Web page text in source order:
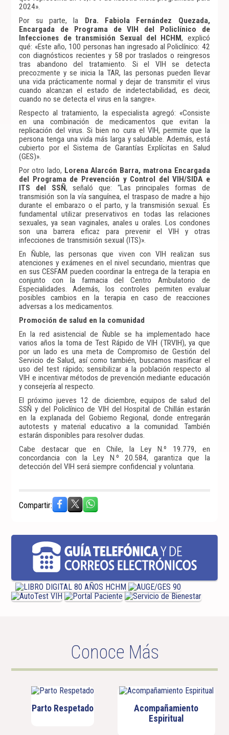
2024».
Por su parte, la Dra. Fabiola Fernández Quezada,
Encargada de Programa de VIH del Policlínico de
Infecciones de transmisión Sexual del HCHM, explicó
qué: «Este año, 100 personas han ingresado al Policlínico: 42
con diagnósticos recientes y 58 por traslados o reingresos
tras abandono del tratamiento. Si el VIH se detecta
precozmente y se inicia la TAR, las personas pueden llevar
una vida prácticamente normal y dejar de transmitir el virus
cuando alcanzan el estado de indetectabilidad, es decir,
cuando no se detecta el virus en la sangre».
Respecto al tratamiento, la especialista agregó: «Consiste
en una combinación de medicamentos que evitan la
replicación del virus. Si bien no cura el VIH, permite que la
persona tenga una vida más larga y saludable. Además, está
cubierto por el Sistema de Garantías Explícitas en Salud
(GES)».
Por otro lado, Lorena Alarcón Barra, matrona Encargada
del Programa de Prevención y Control del VIH/SIDA e
ITS del SSÑ, señaló que: “Las principales formas de
transmisión son la vía sanguínea, el traspaso de madre a hijo
durante el embarazo o el parto, y la transmisión sexual. Es
fundamental utilizar preservativos en todas las relaciones
sexuales, ya sean vaginales, anales u orales. Los condones
son una barrera eficaz para prevenir el VIH y otras
infecciones de transmisión sexual (ITS)».
En Ñuble, las personas que viven con VIH realizan sus
atenciones y exámenes en el nivel secundario, mientras que
en sus CESFAM pueden coordinar la entrega de la terapia en
conjunto con la farmacia del Centro Ambulatorio de
Especialidades. Además, los controles permiten evaluar
posibles cambios en la terapia en caso de reacciones
adversas a los medicamentos.
Promoción de salud en la comunidad
En la red asistencial de Ñuble se ha implementado hace
varios años la toma de Test Rápido de VIH (TRVIH), ya que
por un lado es una meta de Compromiso de Gestión del
Servicio de Salud, así como también, buscamos masificar el
uso del test rápido; sensibilizar a la población respecto al
VIH e incentivar métodos de prevención mediante educación
y consejería al respecto.
El próximo jueves 12 de diciembre, equipos de salud del
SSÑ y del Policlínico de VIH del Hospital de Chillán estarán
en la explanada del Gobierno Regional, donde entregarán
autotests y material educativo a la comunidad. También
estarán disponibles para resolver dudas.
Cabe destacar que en Chile, la Ley N.º 19.779, en
concordancia con la Ley N.º 20.584, garantiza que la
detección del VIH será siempre confidencial y voluntaria.
Compartir:
Conoce Más
Parto Respetado
Acompañamiento
Espiritual